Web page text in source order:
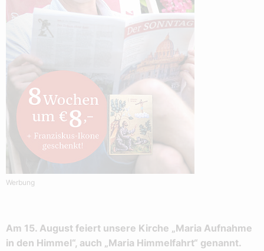
Werbung
Am 15. August feiert unsere Kirche „Maria Aufnahme
in den Himmel“, auch „Maria Himmelfahrt“ genannt.